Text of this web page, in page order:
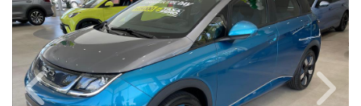
Previous Next